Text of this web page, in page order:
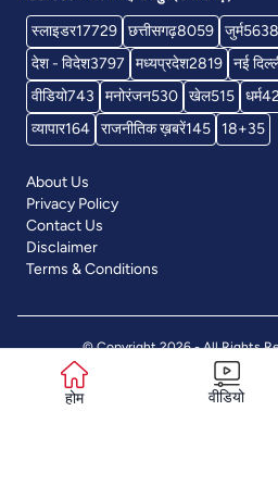
होम वीडियो
स्लाइडर17729 छत्तीसगढ़8059 जुर्म5638
देश - विदेश3797 मध्यप्रदेश2819 नई
वीडियो743 मनोरंजन530 खेल515 धर्म
व्यापार164 राजनीतिक ख़बरें145 18+35
About Us
Privacy Policy
Contact Us
Disclaimer
Terms & Conditions
© Copyright 2026 - All Rights